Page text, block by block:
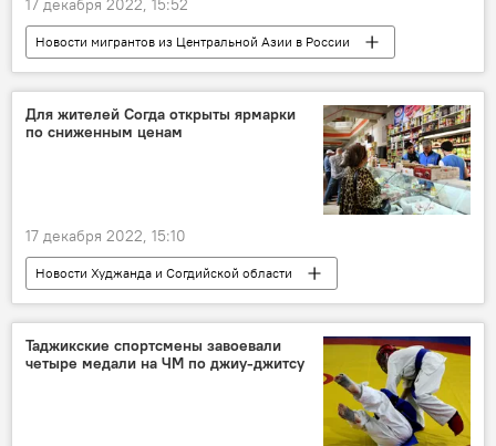
17 декабря 2022, 15:52
Новости мигрантов из Центральной Азии в России
Миграция
Минздрав Таджикистана
Москва
Россия
Происшествия, ЧП, криминал
Для жителей Согда открыты ярмарки
по сниженным ценам
17 декабря 2022, 15:10
Новости Худжанда и Согдийской области
Таджикистан
Общество
ярмарка
распродажа
Таджикские спортсмены завоевали
четыре медали на ЧМ по джиу-джитсу